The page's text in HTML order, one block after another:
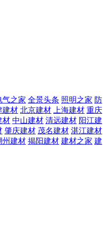
气之家 全景头条 照明之家 防
建材 北京建材 上海建材 重庆
材 中山建材 清远建材 阳江建
肇庆建材 茂名建材 湛江建材
州建材 揭阳建材 建材之家 建